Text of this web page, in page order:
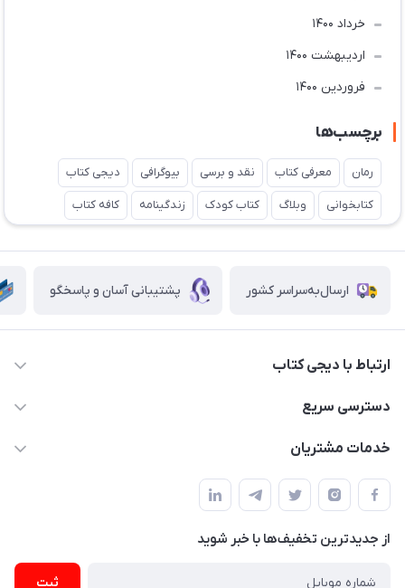
خرداد 1400
ارديبهشت 1400
فروردین 1400
برچسب‌ها
رمان معرفی کتاب نقد و برسی بیوگرافی دیجی کتاب
کتابخوانی وبلاگ کتاب کودک زندگینامه کافه کتاب
ارسال‌به‌سراسر کشور پشتیبانی آسان و پاسخگو
ارتباط با دیجی کتاب
021-66483376
پلیس امنیت .پلاک 150 (🚷 فروش فقط به صورت آنلاین)
دسترسی سریع
کتاب (دسته‌بندی)
ناشران همکار
نویسندگان و مترجمان
خدمات مشتریان
راهنما
پیگیری سفارشات
رهگیری مرسولات پستی
ارسال تیکت پشتیبانی
از جدید‌ترین تخفیف‌ها با‌ خبر شوید
ثبت